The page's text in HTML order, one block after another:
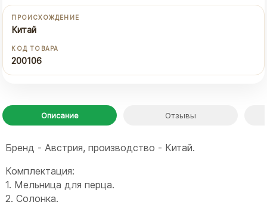
ПРОИСХОЖДЕНИЕ
Китай
КОД ТОВАРА
200106
Описание Отзывы
Бренд - Австрия, производство - Китай.
Комплектация:
1. Мельница для перца.
2. Солонка.